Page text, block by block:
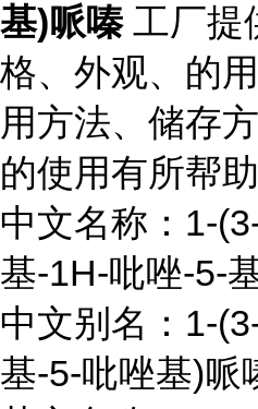
基)哌嗪工厂提
格、外观、的
用方法、储存
的使用有所帮助
中文名称：1-
基-1H-吡唑-5-
中文别名：1-
基-5-吡唑基)哌